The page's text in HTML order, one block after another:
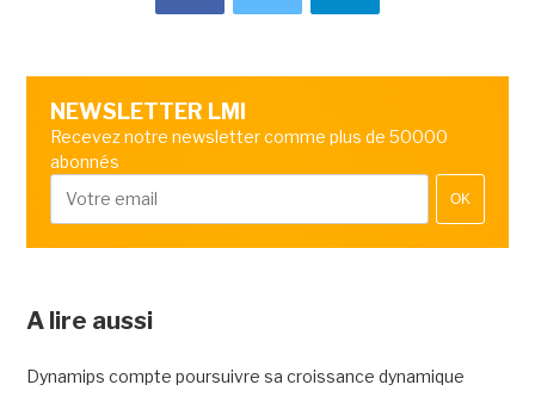
NEWSLETTER LMI
Recevez notre newsletter comme plus de 50000
abonnés
OK
A lire aussi
Dynamips compte poursuivre sa croissance dynamique